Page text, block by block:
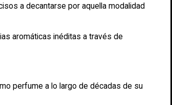
a decantarse por aquella modalidad
aromáticas inéditas a través de
perfume a lo largo de décadas de su